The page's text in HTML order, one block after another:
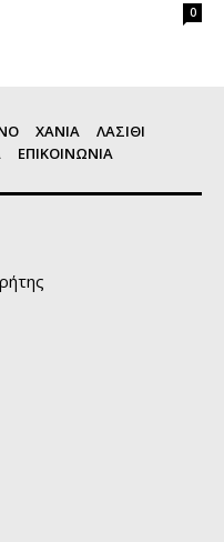
0
ΧΑΝΙΑ
ΛΑΣΙΘΙ
ΕΠΙΚΟΙΝΩΝΙΑ